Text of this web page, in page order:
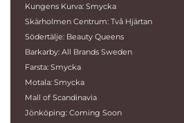
Kungens Kurva: Smycka
Skärholmen Centrum: Två Hjärtan
Södertälje: Beauty Queens
Barkarby: All Brands Sweden
Farsta: Smycka
Motala: Smycka
Mall of Scandinavia
Jönköping: Coming Soon